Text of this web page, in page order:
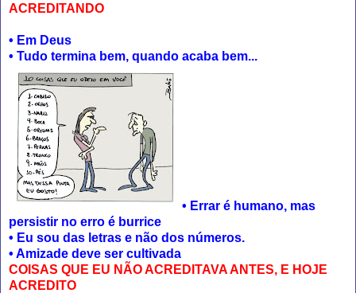
ACREDITANDO
• Em Deus
• Tudo termina bem, quando acaba bem...
• Errar é humano, mas
persistir no erro é burrice
• Eu sou das letras e não dos números.
• Amizade deve ser cultivada
COISAS QUE EU NÃO ACREDITAVA ANTES, E HOJE
ACREDITO